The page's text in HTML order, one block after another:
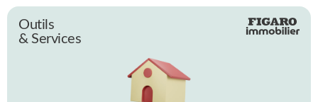
Outils
& Services